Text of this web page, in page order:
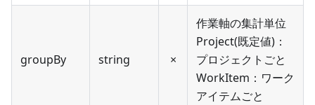
groupBy string ×
作業軸の集計単位
Project(既定値)：
プロジェクトごと
WorkItem：ワーク
アイテムごと